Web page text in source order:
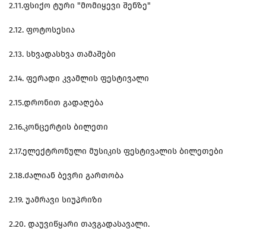
2.11.ფსიქო ტური "მომიყევი შენზე"
2.12. ფოტოსესია
2.13. სხვადასხვა თამაშები
2.14. ფერადი კვამლის ფესტივალი
2.15.დრონით გადაღება
2.16.კონცერტის ბილეთი
2.17.ელექტრონული მუსიკის ფესტივალის ბილეთები
2.18.ძალიან ბევრი გართობა
2.19. უამრავი სიუპრიზი
2.20. დაუვიწყარი თავგადასავალი.